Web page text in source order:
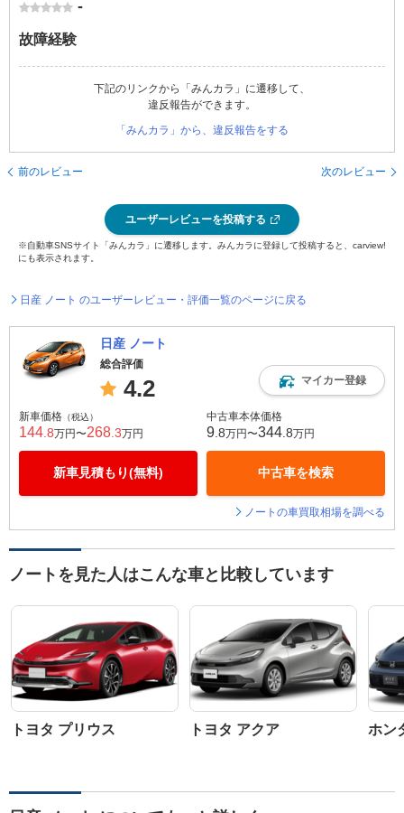
-
故障経験
下記のリンクから「みんカラ」に遷移して、
違反報告ができます。
「みんカラ」から、違反報告をする
前のレビュー 次のレビュー
ユーザーレビューを投稿する
※自動車SNSサイト「みんカラ」に遷移します。みんカラに登録して投稿すると、carview!
にも表示されます。
日産 ノート のユーザーレビュー・評価一覧のページに戻る
日産 ノート
総合評価
4.2 マイカー登録
新車価格 （税込）
144 .8万円〜268 .3万円
新車見積もり(無料)
中古車本体価格
9 .8万円〜344 .8万円
中古車を検索
ノートの車買取相場を調べる
ノートを見た人はこんな車と比較しています
トヨタ プリウス トヨタ アクア ホン